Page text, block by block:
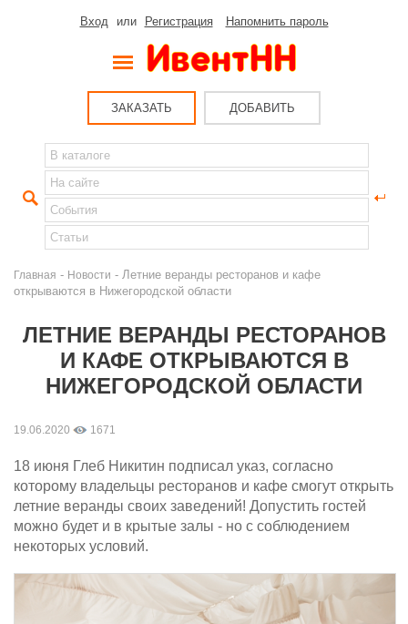
Вход или Регистрация Напомнить пароль
ЗАКАЗАТЬ ДОБАВИТЬ
Главная - Новости - Летние веранды ресторанов и кафе
открываются в Нижегородской области
ЛЕТНИЕ ВЕРАНДЫ РЕСТОРАНОВ
И КАФЕ ОТКРЫВАЮТСЯ В
НИЖЕГОРОДСКОЙ ОБЛАСТИ
19.06.2020 1671
18 июня Глеб Никитин подписал указ, согласно
которому владельцы ресторанов и кафе смогут открыть
летние веранды своих заведений! Допустить гостей
можно будет и в крытые залы - но с соблюдением
некоторых условий.